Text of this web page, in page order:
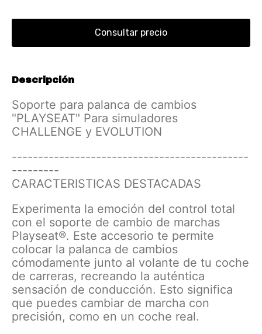
Descripción
Soporte para palanca de cambios
"PLAYSEAT" Para simuladores
CHALLENGE y EVOLUTION
---------------------------------------------
---------
CARACTERISTICAS DESTACADAS
Experimenta la emoción del control total
con el soporte de cambio de marchas
Playseat®. Este accesorio te permite
colocar la palanca de cambios
cómodamente junto al volante de tu coche
de carreras, recreando la auténtica
sensación de conducción. Esto significa
que puedes cambiar de marcha con
precisión, como en un coche real.